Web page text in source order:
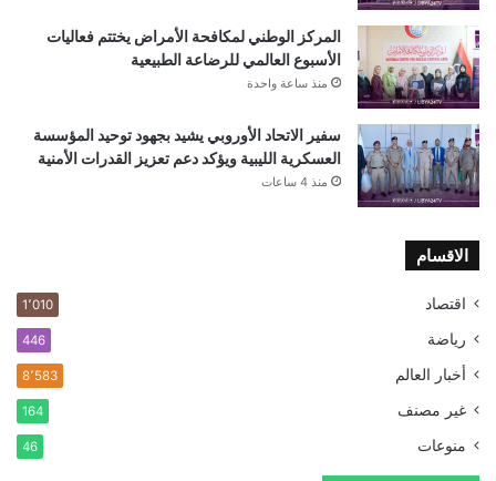
المركز الوطني لمكافحة الأمراض يختتم فعاليات
الأسبوع العالمي للرضاعة الطبيعية
منذ ساعة واحدة
سفير الاتحاد الأوروبي يشيد بجهود توحيد المؤسسة
العسكرية الليبية ويؤكد دعم تعزيز القدرات الأمنية
منذ 4 ساعات
الاقسام
اقتصاد 1٬010
رياضة 446
أخبار العالم 8٬583
غير مصنف 164
منوعات 46